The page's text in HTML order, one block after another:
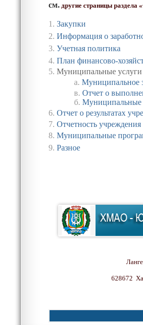
см. другие страницы раздела
1. Закупки
2. Информация о
3. Учетная политика
4. План финансово-
5. Муниципальные услуги
а. Муниципальное
в. Отчет о
б. Муниципальные
6. Отчет о результатах
7. Отчетность учреждения
8. Муниципальные
9. Разное
628672